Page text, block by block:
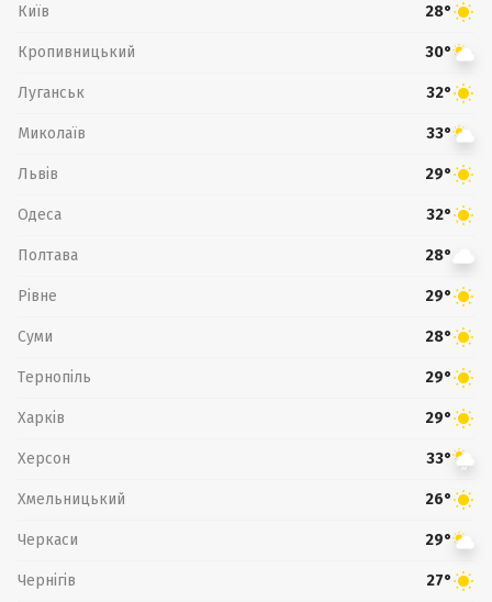
Київ 28°
Кропивницький 30°
Луганськ 32°
Миколаїв 33°
Львів 29°
Одеса 32°
Полтава 28°
Рівне 29°
Суми 28°
Тернопіль 29°
Харків 29°
Херсон 33°
Хмельницький 26°
Черкаси 29°
Чернігів 27°